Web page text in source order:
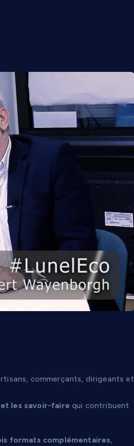
commerçants, dirigeants et
les savoir-faire qui contribuent
formats complémentaires,